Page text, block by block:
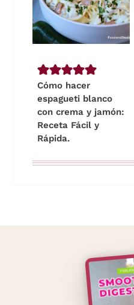
Cómo hacer
espagueti blanco
con crema y jamón:
Receta Fácil y
Rápida.